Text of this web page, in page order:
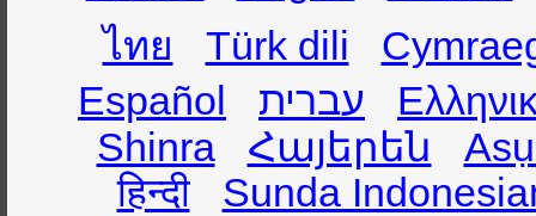
ไทย
Türk dili
Español
עברית
Shinra
Հայերեն
हिन्दी
Sunda